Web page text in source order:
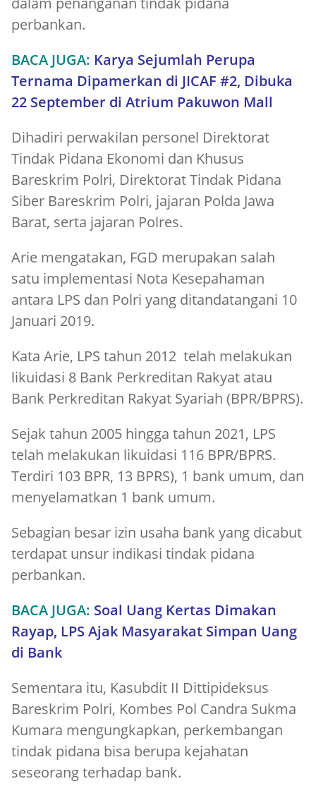
perbankan.
BACA JUGA: Karya Sejumlah Perupa
Ternama Dipamerkan di JICAF #2, Dibuka
22 September di Atrium Pakuwon Mall
Dihadiri perwakilan personel Direktorat
Tindak Pidana Ekonomi dan Khusus
Bareskrim Polri, Direktorat Tindak Pidana
Siber Bareskrim Polri, jajaran Polda Jawa
Barat, serta jajaran Polres.
Arie mengatakan, FGD merupakan salah
satu implementasi Nota Kesepahaman
antara LPS dan Polri yang ditandatangani 10
Januari 2019.
Kata Arie, LPS tahun 2012 telah melakukan
likuidasi 8 Bank Perkreditan Rakyat atau
Bank Perkreditan Rakyat Syariah (BPR/BPRS).
Sejak tahun 2005 hingga tahun 2021, LPS
telah melakukan likuidasi 116 BPR/BPRS.
Terdiri 103 BPR, 13 BPRS), 1 bank umum, dan
menyelamatkan 1 bank umum.
Sebagian besar izin usaha bank yang dicabut
terdapat unsur indikasi tindak pidana
perbankan.
BACA JUGA: Soal Uang Kertas Dimakan
Rayap, LPS Ajak Masyarakat Simpan Uang
di Bank
Sementara itu, Kasubdit II Dittipideksus
Bareskrim Polri, Kombes Pol Candra Sukma
Kumara mengungkapkan, perkembangan
tindak pidana bisa berupa kejahatan
seseorang terhadap bank.